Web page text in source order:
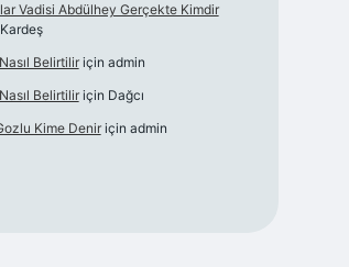
Vadisi Abdülhey Gerçekte Kimdir
Kardeş
Belirtiliriçin admin
Belirtiliriçin Dağcı
Kime Deniriçin admin